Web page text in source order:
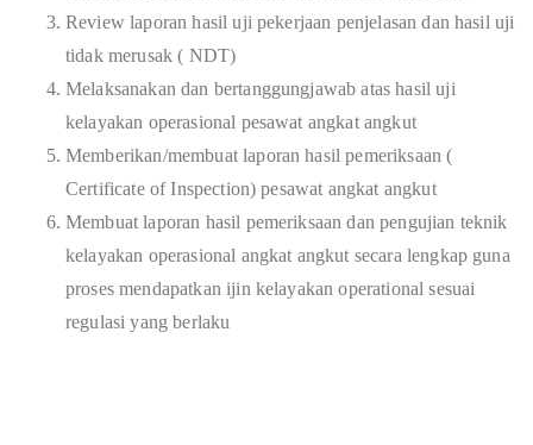
Review laporan hasil uji pekerjaan penjelasan dan hasil uji
tidak merusak ( NDT)
Melaksanakan dan bertanggungjawab atas hasil uji
kelayakan operasional pesawat angkat angkut
Memberikan/membuat laporan hasil pemeriksaan (
Certificate of Inspection) pesawat angkat angkut
Membuat laporan hasil pemeriksaan dan pengujian teknik
kelayakan operasional angkat angkut secara lengkap guna
proses mendapatkan ijin kelayakan operational sesuai
regulasi yang berlaku